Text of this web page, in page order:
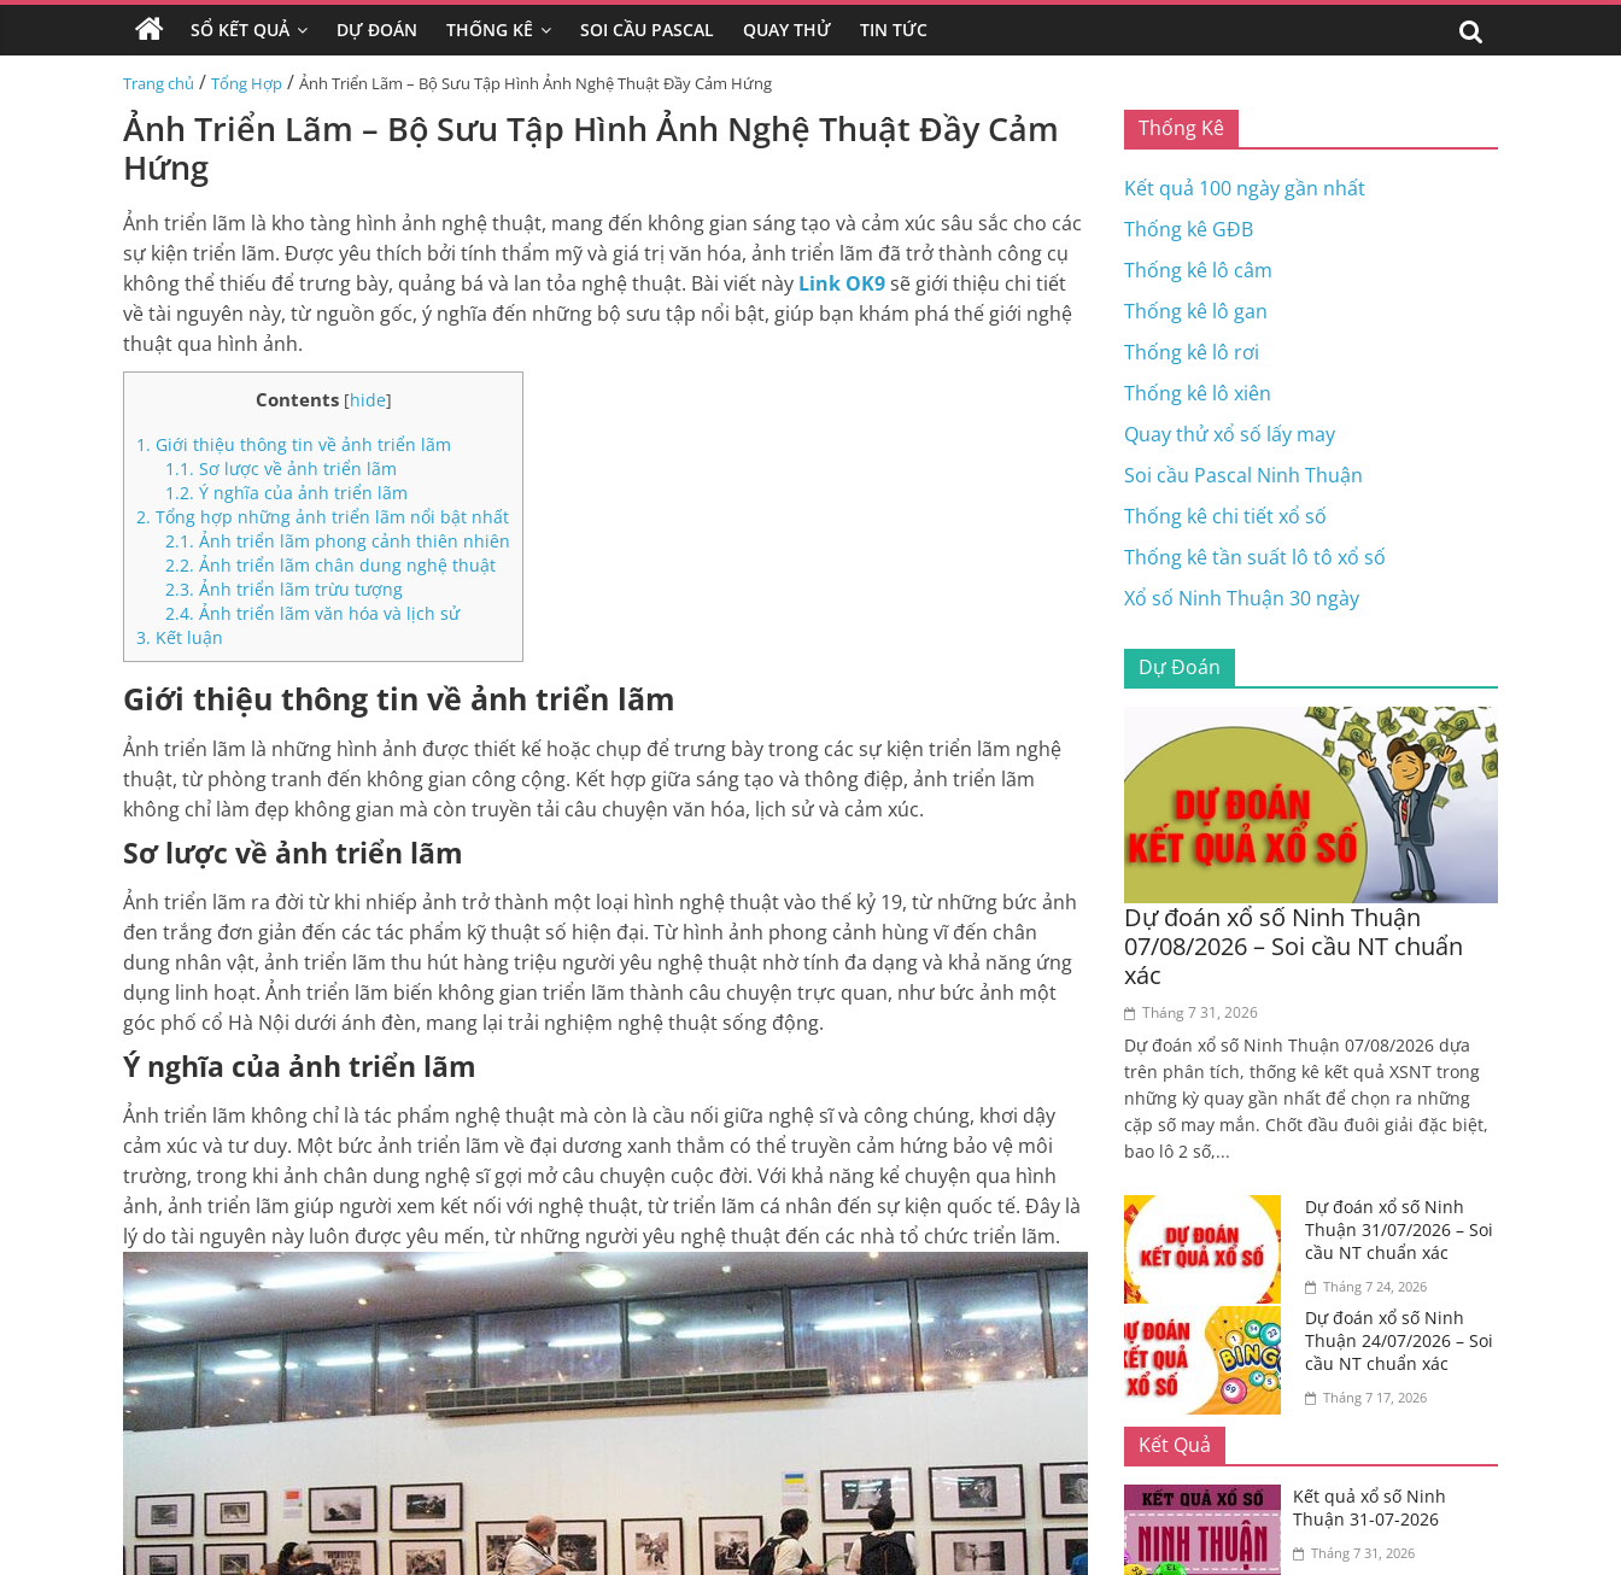
SỔ KẾT QUẢ DỰ ĐOÁN THỐNG KÊ SOI CẦU PASCAL QUAY THỬ TIN TỨC
Trang chủ / Tổng Hợp / Ảnh Triển Lãm – Bộ Sưu Tập Hình Ảnh Nghệ Thuật Đầy Cảm Hứng
Ảnh Triển Lãm – Bộ Sưu Tập Hình Ảnh Nghệ Thuật Đầy Cảm
Hứng
Ảnh triển lãm là kho tàng hình ảnh nghệ thuật, mang đến không gian sáng tạo và cảm xúc sâu sắc cho các
sự kiện triển lãm. Được yêu thích bởi tính thẩm mỹ và giá trị văn hóa, ảnh triển lãm đã trở thành công cụ
không thể thiếu để trưng bày, quảng bá và lan tỏa nghệ thuật. Bài viết này Link OK9sẽ giới thiệu chi tiết
về tài nguyên này, từ nguồn gốc, ý nghĩa đến những bộ sưu tập nổi bật, giúp bạn khám phá thế giới nghệ
thuật qua hình ảnh.
Contents [hide]
1. Giới thiệu thông tin về ảnh triển lãm
1.1. Sơ lược về ảnh triển lãm
1.2. Ý nghĩa của ảnh triển lãm
2. Tổng hợp những ảnh triển lãm nổi bật nhất
2.1. Ảnh triển lãm phong cảnh thiên nhiên
2.2. Ảnh triển lãm chân dung nghệ thuật
2.3. Ảnh triển lãm trừu tượng
2.4. Ảnh triển lãm văn hóa và lịch sử
3. Kết luận
Giới thiệu thông tin về ảnh triển lãm
Ảnh triển lãm là những hình ảnh được thiết kế hoặc chụp để trưng bày trong các sự kiện triển lãm nghệ
thuật, từ phòng tranh đến không gian công cộng. Kết hợp giữa sáng tạo và thông điệp, ảnh triển lãm
không chỉ làm đẹp không gian mà còn truyền tải câu chuyện văn hóa, lịch sử và cảm xúc.
Sơ lược về ảnh triển lãm
Ảnh triển lãm ra đời từ khi nhiếp ảnh trở thành một loại hình nghệ thuật vào thế kỷ 19, từ những bức ảnh
đen trắng đơn giản đến các tác phẩm kỹ thuật số hiện đại. Từ hình ảnh phong cảnh hùng vĩ đến chân
dung nhân vật, ảnh triển lãm thu hút hàng triệu người yêu nghệ thuật nhờ tính đa dạng và khả năng ứng
dụng linh hoạt. Ảnh triển lãm biến không gian triển lãm thành câu chuyện trực quan, như bức ảnh một
góc phố cổ Hà Nội dưới ánh đèn, mang lại trải nghiệm nghệ thuật sống động.
Ý nghĩa của ảnh triển lãm
Ảnh triển lãm không chỉ là tác phẩm nghệ thuật mà còn là cầu nối giữa nghệ sĩ và công chúng, khơi dậy
cảm xúc và tư duy. Một bức ảnh triển lãm về đại dương xanh thẳm có thể truyền cảm hứng bảo vệ môi
trường, trong khi ảnh chân dung nghệ sĩ gợi mở câu chuyện cuộc đời. Với khả năng kể chuyện qua hình
ảnh, ảnh triển lãm giúp người xem kết nối với nghệ thuật, từ triển lãm cá nhân đến sự kiện quốc tế. Đây là
lý do tài nguyên này luôn được yêu mến, từ những người yêu nghệ thuật đến các nhà tổ chức triển lãm.
Thống Kê
Kết quả 100 ngày gần nhất
Thống kê GĐB
Thống kê lô câm
Thống kê lô gan
Thống kê lô rơi
Thống kê lô xiên
Quay thử xổ số lấy may
Soi cầu Pascal Ninh Thuận
Thống kê chi tiết xổ số
Thống kê tần suất lô tô xổ số
Xổ số Ninh Thuận 30 ngày
Dự Đoán
Dự đoán xổ số Ninh Thuận
07/08/2026 – Soi cầu NT chuẩn
xác
Tháng 7 31, 2026
Dự đoán xổ số Ninh Thuận 07/08/2026 dựa
trên phân tích, thống kê kết quả XSNT trong
những kỳ quay gần nhất để chọn ra những
cặp số may mắn. Chốt đầu đuôi giải đặc biệt,
bao lô 2 số,...
Dự đoán xổ số Ninh
Thuận 31/07/2026 – Soi
cầu NT chuẩn xác
Tháng 7 24, 2026
Dự đoán xổ số Ninh
Thuận 24/07/2026 – Soi
cầu NT chuẩn xác
Tháng 7 17, 2026
Kết Quả
Kết quả xổ số Ninh
Thuận 31-07-2026
Tháng 7 31, 2026